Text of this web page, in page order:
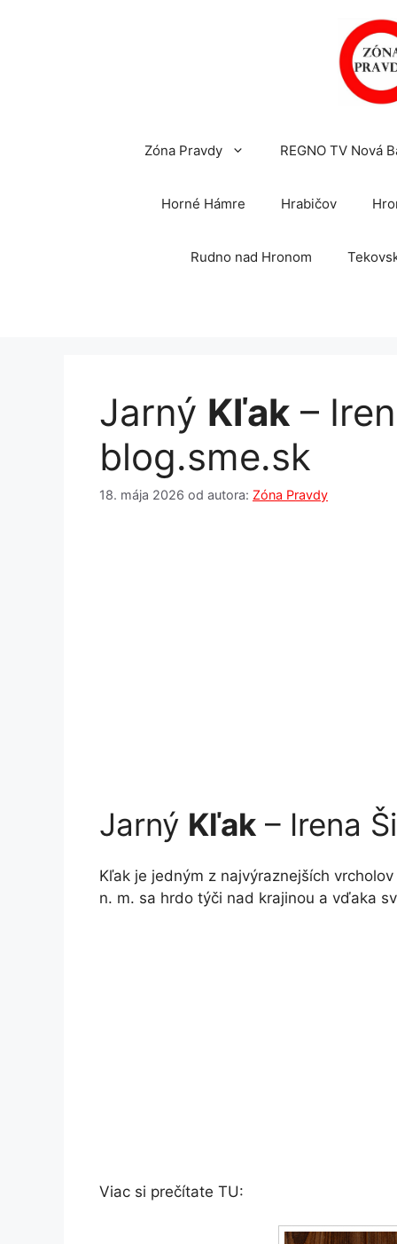
Zóna Pravdy REGNO TV Nová
Horné Hámre Hrabičov
Rudno nad Hronom
Jarný Kľak –
blog.sme.sk
18. mája 2026 od autora: Zóna Pravdy
Jarný Kľak – Irena
Kľak je jedným z najvýraznejších
n. m. sa hrdo týči nad krajinou a vďaka
Viac si prečítate TU: